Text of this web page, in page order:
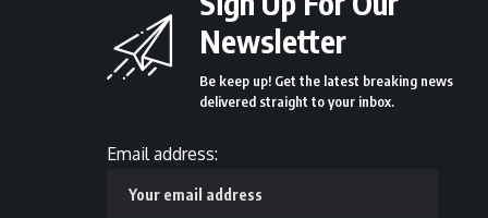
Newsletter
Be keep up! Get the latest breaking news
delivered straight to your inbox.
Email address: